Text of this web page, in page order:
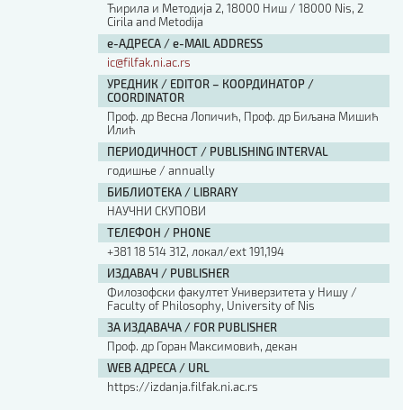
Ћирила и Методија 2, 18000 Ниш / 18000 Nis, 2
Cirila and Metodija
е-АДРЕСА / e-MAIL ADDRESS
ic@filfak.ni.ac.rs
УРЕДНИК / EDITOR – КООРДИНАТОР /
COORDINATOR
Проф. др Весна Лопичић, Проф. др Биљана Мишић
Илић
ПЕРИОДИЧНОСТ / PUBLISHING INTERVAL
годишње / annually
БИБЛИОТЕКА / LIBRARY
НАУЧНИ СКУПОВИ
ТЕЛЕФОН / PHONE
+381 18 514 312, локал/ext 191,194
ИЗДАВАЧ / PUBLISHER
Филозофски факултет Универзитета у Нишу /
Faculty of Philosophy, University of Nis
ЗА ИЗДАВАЧА / FOR PUBLISHER
Проф. др Горан Максимовић, декан
WEB АДРЕСА / URL
https://izdanja.filfak.ni.ac.rs